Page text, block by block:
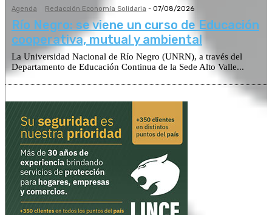
Agenda Redacción Economía Solidaria - 07/08/2026
Río Negro: se viene un curso de Educación
cooperativa, mutual y ambiental
La Universidad Nacional de Río Negro (UNRN), a través del
Departamento de Educación Continua de la Sede Alto Valle...